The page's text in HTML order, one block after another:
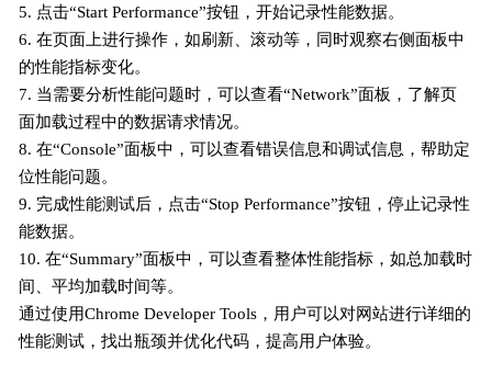
5. 点击“Start Performance”按钮，开始记录性能数据。
6. 在页面上进行操作，如刷新、滚动等，同时观察右侧面板中
的性能指标变化。
7. 当需要分析性能问题时，可以查看“Network”面板，了解页
面加载过程中的数据请求情况。
8. 在“Console”面板中，可以查看错误信息和调试信息，帮助定
位性能问题。
9. 完成性能测试后，点击“Stop Performance”按钮，停止记录性
能数据。
10. 在“Summary”面板中，可以查看整体性能指标，如总加载时
间、平均加载时间等。
通过使用Chrome Developer Tools，用户可以对网站进行详细的
性能测试，找出瓶颈并优化代码，提高用户体验。